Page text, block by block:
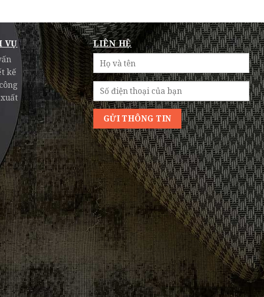
VỤ
kế
LIÊN HỆ